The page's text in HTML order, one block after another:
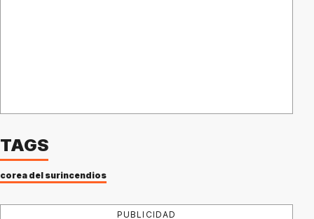
TAGS
corea del surincendios
PUBLICIDAD